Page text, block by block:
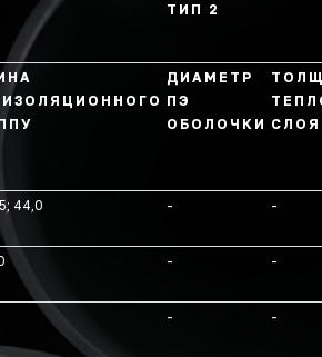
ТИП 2
ДИАМЕТР
ПЭ
ОБОЛОЧКИ
44,0 - -
- -
- -